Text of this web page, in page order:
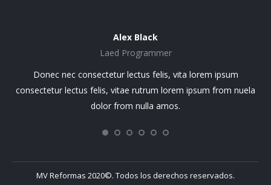
Alex Black
Laed Programmer
Donec nec consectetur lectus felis, vita lorem ipsum
consectetur lectus felis, vitae rutrum lorem ipsum from nuela
dolor from nulla amos.
MV Reformas 2020©. Todos los derechos reservados.